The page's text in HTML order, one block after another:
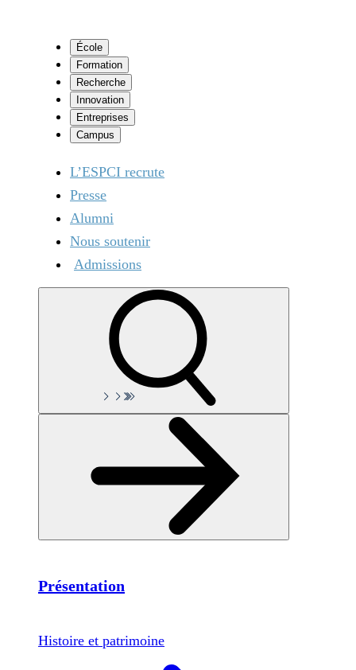
École
Formation
Recherche
Innovation
Entreprises
Campus
L’ESPCI recrute
Presse
Alumni
Nous soutenir
Admissions
Présentation
Histoire et patrimoine